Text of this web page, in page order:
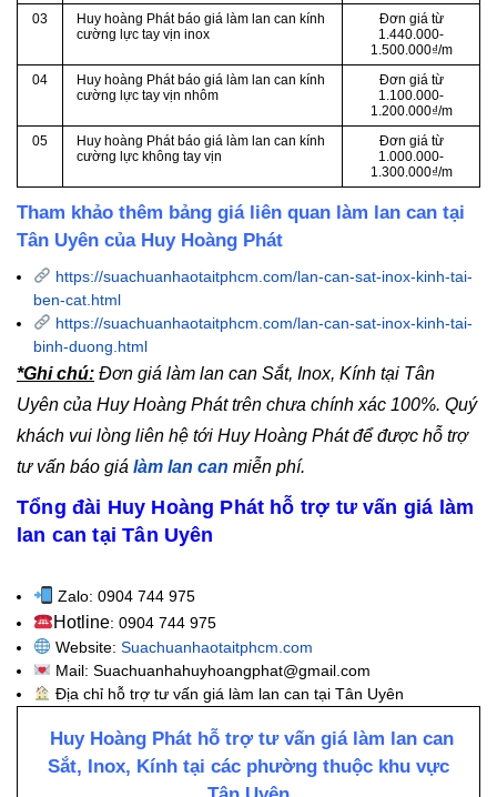
03
Huy hoàng Phát báo giá làm lan can kính
cường lực tay vịn inox
Đơn giá từ
1.440.000-
1.500.000₫/m
04
Huy hoàng Phát báo giá làm lan can kính
cường lực tay vịn nhôm
Đơn giá từ
1.100.000-
1.200.000₫/m
05
Huy hoàng Phát báo giá làm lan can kính
cường lực không tay vịn
Đơn giá từ
1.000.000-
1.300.000₫/m
Tham khảo thêm bảng giá liên quan làm lan can tại
Tân Uyên của Huy Hoàng Phát
https://suachuanhaotaitphcm.com/lan-can-sat-inox-kinh-tai-
ben-cat.html
https://suachuanhaotaitphcm.com/lan-can-sat-inox-kinh-tai-
binh-duong.html
*Ghi chú: Đơn giá làm lan can Sắt, Inox, Kính tại Tân
Uyên của Huy Hoàng Phát trên chưa chính xác 100%. Quý
khách vui lòng liên hệ tới Huy Hoàng Phát để được hỗ trợ
tư vấn báo giá làm lan can miễn phí.
Tổng đài Huy Hoàng Phát hỗ trợ tư vấn giá làm
lan can tại Tân Uyên
Zalo: 0904 744 975
Hotline: 0904 744 975
Website: Suachuanhaotaitphcm.com
Mail: Suachuanhahuyhoangphat@gmail.com
Địa chỉ hỗ trợ tư vấn giá làm lan can tại Tân Uyên
Huy Hoàng Phát hỗ trợ tư vấn giá làm lan can
Sắt, Inox, Kính tại các phường thuộc khu vực